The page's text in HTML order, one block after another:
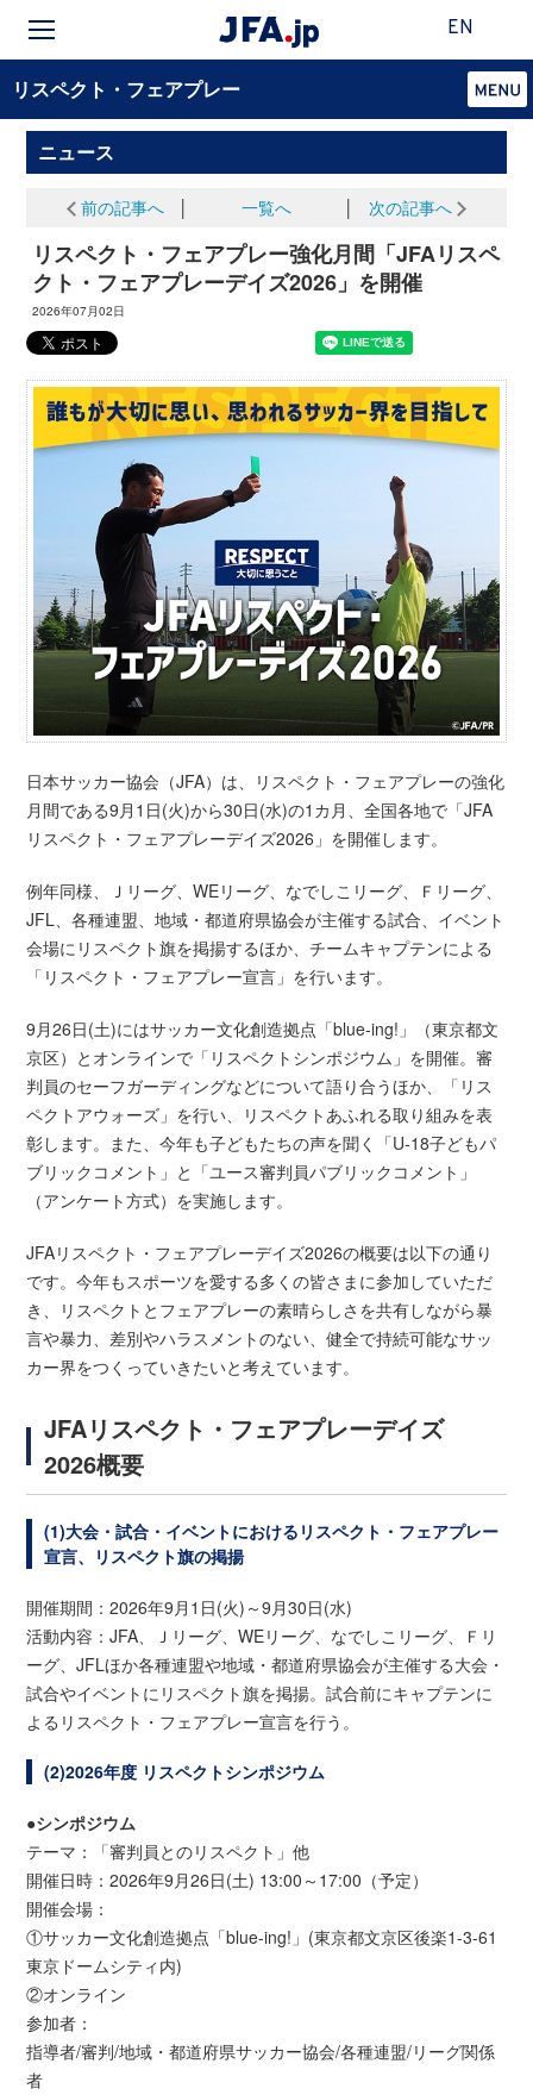
EN
リスペクト・フェアプレー
ニュース
前の記事へ 一覧へ 次の記事へ
リスペクト・フェアプレー強化月間「JFAリスペ
クト・フェアプレーデイズ2026」を開催
2026年07月02日
日本サッカー協会（JFA）は、リスペクト・フェアプレーの強化
月間である9月1日(火)から30日(水)の1カ月、全国各地で「JFA
リスペクト・フェアプレーデイズ2026」を開催します。
例年同様、Ｊリーグ、WEリーグ、なでしこリーグ、Ｆリーグ、
JFL、各種連盟、地域・都道府県協会が主催する試合、イベント
会場にリスペクト旗を掲揚するほか、チームキャプテンによる
「リスペクト・フェアプレー宣言」を行います。
9月26日(土)にはサッカー文化創造拠点「blue-ing!」（東京都文
京区）とオンラインで「リスペクトシンポジウム」を開催。審
判員のセーフガーディングなどについて語り合うほか、「リス
ペクトアウォーズ」を行い、リスペクトあふれる取り組みを表
彰します。また、今年も子どもたちの声を聞く「U-18子どもパ
ブリックコメント」と「ユース審判員パブリックコメント」
（アンケート方式）を実施します。
JFAリスペクト・フェアプレーデイズ2026の概要は以下の通り
です。今年もスポーツを愛する多くの皆さまに参加していただ
き、リスペクトとフェアプレーの素晴らしさを共有しながら暴
言や暴力、差別やハラスメントのない、健全で持続可能なサッ
カー界をつくっていきたいと考えています。
JFAリスペクト・フェアプレーデイズ
2026概要
(1)大会・試合・イベントにおけるリスペクト・フェアプレー
宣言、リスペクト旗の掲揚
開催期間：2026年9月1日(火)～9月30日(水)
活動内容：JFA、Ｊリーグ、WEリーグ、なでしこリーグ、Ｆリ
ーグ、JFLほか各種連盟や地域・都道府県協会が主催する大会・
試合やイベントにリスペクト旗を掲揚。試合前にキャプテンに
よるリスペクト・フェアプレー宣言を行う。
(2)2026年度 リスペクトシンポジウム
●シンポジウム
テーマ：「審判員とのリスペクト」他
開催日時：2026年9月26日(土) 13:00～17:00（予定）
開催会場：
①サッカー文化創造拠点「blue-ing!」(東京都文京区後楽1-3-61
東京ドームシティ内)
②オンライン
参加者：
指導者/審判/地域・都道府県サッカー協会/各種連盟/リーグ関係
者